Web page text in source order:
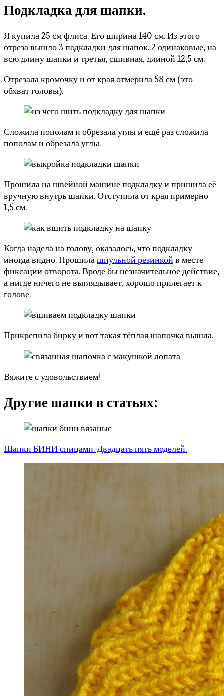
Подкладка для шапки.
Я купила 25 см флиса. Его ширина 140 см. Из этого
отреза вышло 3 подкладки для шапок. 2 одинаковые, на
всю длину шапки и третья, сшивная, длиной 12,5 см.
Отрезала кромочку и от края отмерила 58 см (это
обхват головы).
Сложила пополам и обрезала углы и ещё раз сложила
пополам и обрезала углы.
Прошила на швейной машине подкладку и пришила её
вручную внутрь шапки. Отступила от края примерно
1,5 см.
Когда надела на голову, оказалось, что подкладку
иногда видно. Прошилашпульной резинкой в месте
фиксации отворота. Вроде бы незначительное действие,
а нигде ничего не выглядывает, хорошо прилегает к
голове.
Прикрепила бирку и вот такая тёплая шапочка вышла.
Вяжите с удовольствием!
Другие шапки в статьях:
Шапки БИНИ спицами. Двадцать пять моделей.